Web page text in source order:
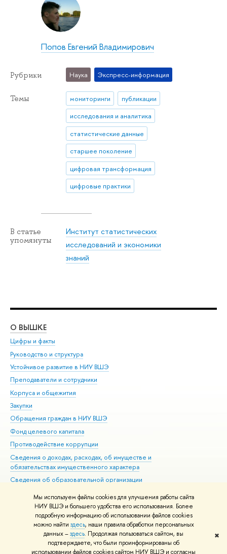
Мы используем файлы cookies для улучшения работы сайта
НИУ ВШЭ и большего удобства его использования. Более
подробную информацию об использовании файлов cookies
можно найти здесь, наши правила обработки персональных
данных –здесь. Продолжая пользоваться сайтом, вы
подтверждаете, что были проинформированы об
использовании файлов cookies сайтом НИУ ВШЭ и согласны
✖
Попов Евгений Владимирович
Рубрики Наука Экспресс-информация
Темы мониторинги
публикации
исследования и аналитика
статистические данные
старшее поколение
цифровая трансформация
цифровые практики
В статье
упомянуты
Институт статистических
исследований и экономики
знаний
О ВЫШКЕ
Цифры и факты
Руководство и структура
Устойчивое развитие в НИУ ВШЭ
Преподаватели и сотрудники
Корпуса и общежития
Закупки
Обращения граждан в НИУ ВШЭ
Фонд целевого капитала
Противодействие коррупции
Сведения о доходах, расходах, об имуществе и
обязательствах имущественного характера
Сведения об образовательной организации
Людям с ограниченными возможностями здоровья
Единая платежная страница
Работа в Вышке
© НИУ ВШЭ 1993–2026 Адреса и контакты Условия использования